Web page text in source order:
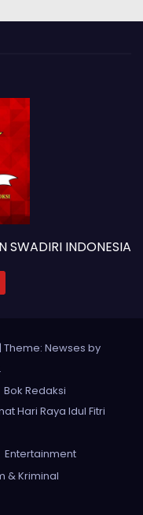
SWADIRI INDONESIA
| Theme: Newses by
Bok Redaksi
Hari Raya Idul Fitri
Entertainment
& Kriminal